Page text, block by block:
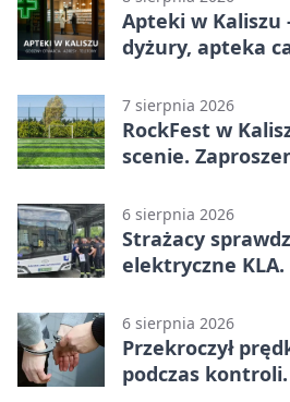
Apteki w Kaliszu
dyżury, apteka
7 sierpnia 2026
RockFest w
scenie.
6 sierpnia 2026
Strażacy
elektryczne
6 sierpnia 2026
Przekroczył
podczas